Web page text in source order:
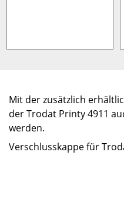
Mit der zusätzlich
der Trodat Printy 4911
werden.
Verschlusskappe für